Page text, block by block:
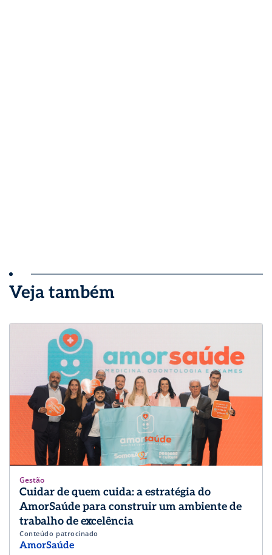
Veja também
Gestão
Cuidar de quem cuida: a estratégia do
AmorSaúde para construir um ambiente de
trabalho de excelência
Conteúdo patrocinado
AmorSaúde